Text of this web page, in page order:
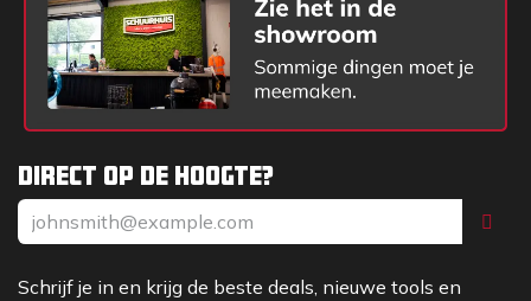
Direct op de hoogte?
Schrijf je in en krijg de beste deals, nieuwe tools en